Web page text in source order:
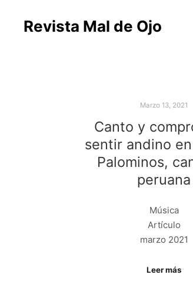
Revista Mal de Ojo
Marzo 13, 2021
Canto y
sentir andino
Palominos,
peruana
Música
Artículo
marzo 2021
Leer más